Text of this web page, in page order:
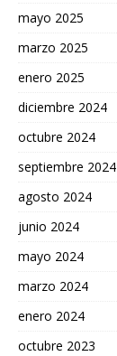
mayo 2025
marzo 2025
enero 2025
diciembre 2024
octubre 2024
septiembre 2024
agosto 2024
junio 2024
mayo 2024
marzo 2024
enero 2024
octubre 2023